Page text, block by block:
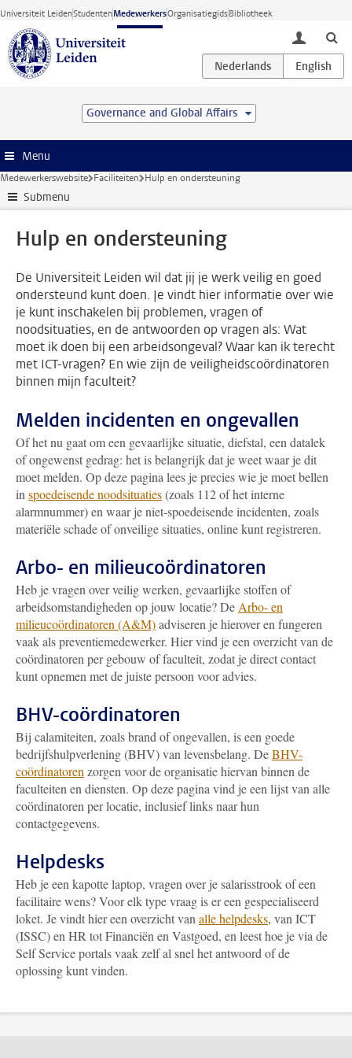
Ga direct naar de inhoud
Universiteit LeidenStudentenMedewerkersOrganisatiegidsBibliotheek
toggle
Governance and Global Affairs
Menu
Medewerkerswebsite Faciliteiten Hulp en ondersteuning
Submenu
Hulp en ondersteuning
De Universiteit Leiden wil dat jij je werk veilig en goed
ondersteund kunt doen. Je vindt hier informatie over wie
je kunt inschakelen bij problemen, vragen of
noodsituaties, en de antwoorden op vragen als: Wat
moet ik doen bij een arbeidsongeval? Waar kan ik terecht
met ICT-vragen? En wie zijn de veiligheidscoördinatoren
binnen mijn faculteit?
Melden incidenten en ongevallen
Of het nu gaat om een gevaarlijke situatie, diefstal, een datalek
of ongewenst gedrag: het is belangrijk dat je weet waar je dit
moet melden. Op deze pagina lees je precies wie je moet bellen
in spoedeisende noodsituaties(zoals 112 of het interne
alarmnummer) en waar je niet-spoedeisende incidenten, zoals
materiële schade of onveilige situaties, online kunt registreren.
Arbo- en milieucoördinatoren
Heb je vragen over veilig werken, gevaarlijke stoffen of
arbeidsomstandigheden op jouw locatie? De Arbo- en
milieucoördinatoren (A&M)adviseren je hierover en fungeren
vaak als preventiemedewerker. Hier vind je een overzicht van de
coördinatoren per gebouw of faculteit, zodat je direct contact
kunt opnemen met de juiste persoon voor advies.
BHV-coördinatoren
Bij calamiteiten, zoals brand of ongevallen, is een goede
bedrijfshulpverlening (BHV) van levensbelang. DeBHV-
coördinatoren zorgen voor de organisatie hiervan binnen de
faculteiten en diensten. Op deze pagina vind je een lijst van alle
coördinatoren per locatie, inclusief links naar hun
contactgegevens.
Helpdesks
Heb je een kapotte laptop, vragen over je salarisstrook of een
facilitaire wens? Voor elk type vraag is er een gespecialiseerd
loket. Je vindt hier een overzicht van alle helpdesks, van ICT
(ISSC) en HR tot Financiën en Vastgoed, en leest hoe je via de
Self Service portals vaak zelf al snel het antwoord of de
oplossing kunt vinden.